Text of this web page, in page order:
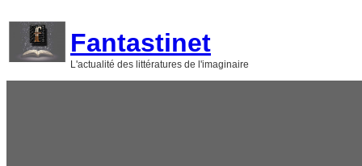
contenu
Fantastinet
L'actualité des littératures de l'imaginaire